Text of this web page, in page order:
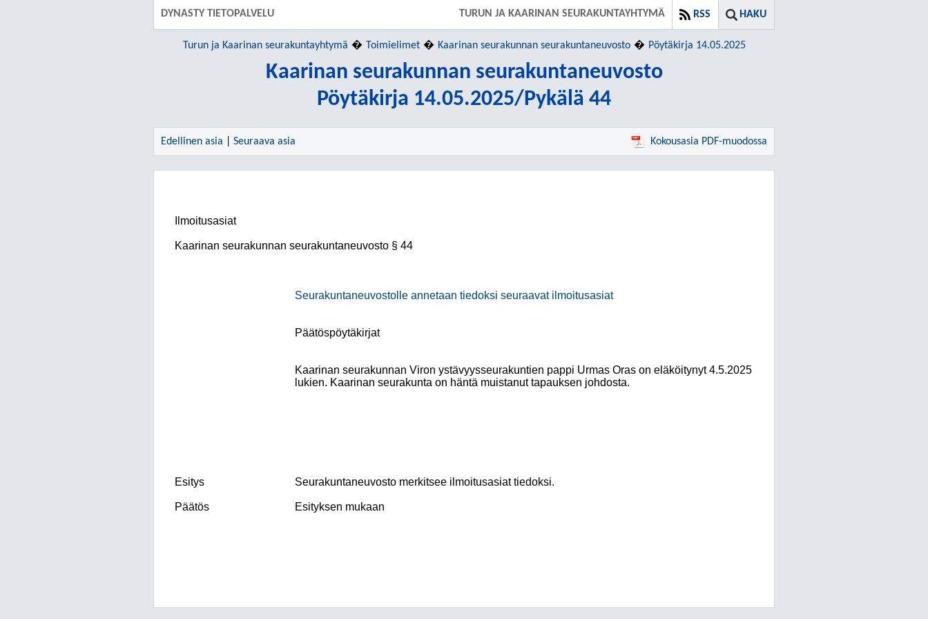
DYNASTY TIETOPALVELU HAKU
RSS
TURUN JA KAARINAN SEURAKUNTAYHTYMÄ
Turun ja Kaarinan seurakuntayhtymä Toimielimet Kaarinan seurakunnan seurakuntaneuvosto Pöytäkirja 14.05.2025
Kaarinan seurakunnan seurakuntaneuvosto
Pöytäkirja 14.05.2025/Pykälä 44
Edellinen asia Seuraava asia Kokousasia PDF-muodossa
Ilmoitusasiat
Kaarinan seurakunnan seurakuntaneuvosto § 44
Seurakuntaneuvostolle annetaan tiedoksi seuraavat ilmoitusasiat
Päätöspöytäkirjat
Kaarinan seurakunnan Viron ystävyysseurakuntien pappi Urmas Oras on eläköitynyt 4.5.2025
lukien. Kaarinan seurakunta on häntä muistanut tapauksen johdosta.
Esitys Seurakuntaneuvosto merkitsee ilmoitusasiat tiedoksi.
Päätös Esityksen mukaan